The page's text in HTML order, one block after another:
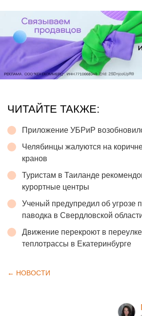
ЧИТАЙТЕ ТАКЖЕ:
Приложение УБРиР
Челябинцы жалуются на
кранов
Туристам в Таиланде
курортные центры
Ученый предупредил об угрозе
паводка в Свердловской
Движение перекроют в переулке
теплотрассы в Екатеринбурге
← НОВОСТИ